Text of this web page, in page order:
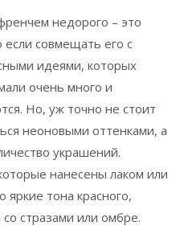
недорого – это
совмещать его с
идеями, которых
очень много и
Но, уж точно не стоит
неоновыми оттенками, а
украшений.
нанесены лаком или
яркие тона красного,
стразами или омбре.